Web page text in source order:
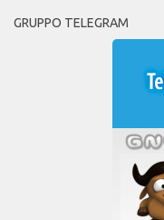
GRUPPO TELEGRAM